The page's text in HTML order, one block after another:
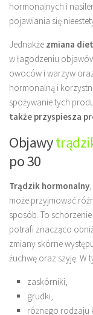
hormonalnych i
pojawiania się
Jednakże zmiana
w łagodzeniu
owoców i warzyw
hormonalną i
spożywanie tych
także przyspiesza
Objawy
po 30
Trądzik hormonalny
może przyjmować
sposób. To
potrafi znacząco
zmiany skórne
żuchwę oraz szyję. W
zaskórniki,
grudki,
różnego rodzaju